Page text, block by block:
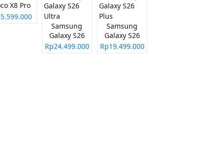
X8 Pro
Samsung
Galaxy S26
Ultra
Rp24.499.000
Samsung
Galaxy S26
Plus
Rp19.499.000